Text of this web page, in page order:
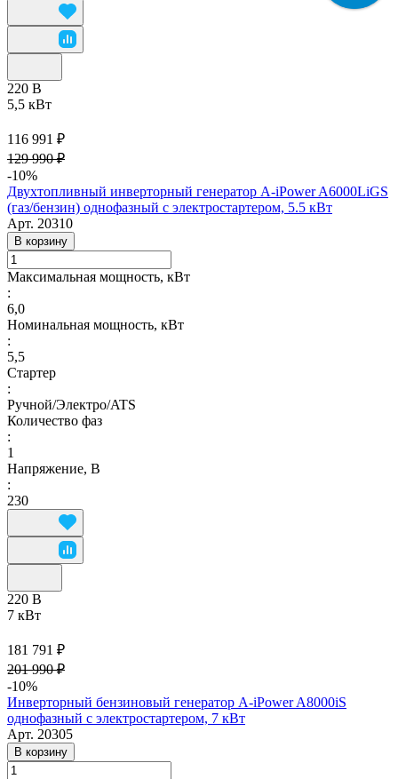
220 В
5,5 кВт
116 991 ₽
129 990 ₽
-10%
Двухтопливный инверторный генератор A-iPower A6000LiGS
(газ/бензин) однофазный с электростартером, 5.5 кВт
Арт. 20310
В корзину
Максимальная мощность, кВт
:
6,0
Номинальная мощность, кВт
:
5,5
Стартер
:
Ручной/Электро/ATS
Количество фаз
:
1
Напряжение, В
:
230
220 В
7 кВт
181 791 ₽
201 990 ₽
-10%
Инверторный бензиновый генератор A-iPower A8000iS
однофазный с электростартером, 7 кВт
Арт. 20305
В корзину